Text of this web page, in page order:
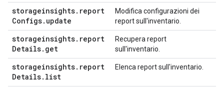
storageinsights. report
Configs. update
Modifica configurazioni dei
report sull'inventario.
storageinsights. report
Details. get
Recupera report
sull'inventario.
storageinsights. report
Details. list
Elenca report sull'inventario.